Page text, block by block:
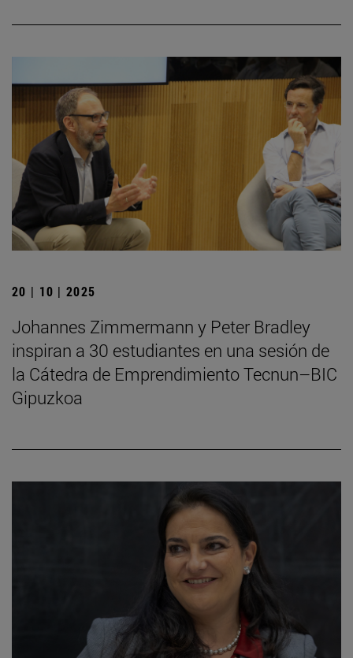
20 | 10 | 2025
Johannes Zimmermann y Peter Bradley
inspiran a 30 estudiantes en una sesión de
la Cátedra de Emprendimiento Tecnun–BIC
Gipuzkoa